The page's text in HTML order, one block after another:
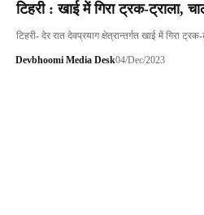
टिहरी : खाई में गिरा ट्रक-ट्राला,
टिहरी- देर रात देवप्रयाग क्षेत्रान्तर्गत खाई में गिरा
Devbhoomi Media Desk04/Dec/2023